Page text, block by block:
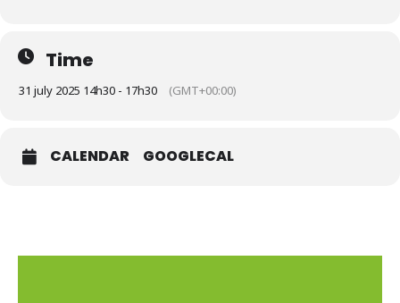
Time
31 july 2025 14h30 - 17h30 (GMT+00:00)
CALENDAR GOOGLECAL